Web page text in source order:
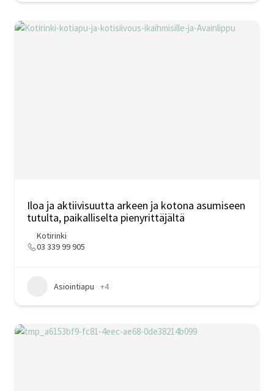
Iloa ja aktiivisuutta arkeen ja kotona asumiseen
tutulta, paikalliselta pienyrittäjältä
Kotirinki
03 339 99 905
Asiointiapu +4